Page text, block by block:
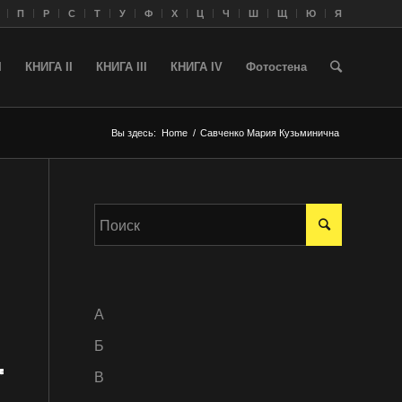
П Р С Т У Ф Х Ц Ч Ш Щ Ю Я
КНИГА II КНИГА III КНИГА IV Фотостена
Вы здесь: Home / Савченко Мария Кузьминична
A
Б
В